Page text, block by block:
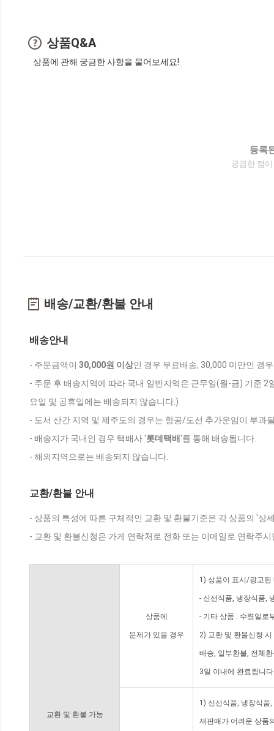
상품Q&A
상품에 관해 궁금한 사항을 물어보세요!
등록
궁금한 점
배송/교환/환불 안내
배송안내
- 주문금액이 30,000원 이상인 경우 무료배송, 30,000 미만인 경
- 주문 후 배송지역에 따라 국내 일반지역은 근무일(월-금) 기준
요일 및 공휴일에는 배송되지 않습니다.)
- 도서 산간 지역 및 제주도의 경우는 항공/도선 추가운임이 부과
- 배송지가 국내인 경우 택배사 '롯데택배'를 통해 배송됩니다.
- 해외지역으로는 배송되지 않습니다.
교환/환불 안내
- 상품의 특성에 따른 구체적인 교환 및 환불기준은 각 상품의 '상
- 교환 및 환불신청은 가게 연락처로 전화 또는 이메일로 연락주
교환 및 환불 가능
상품에
문제가 있을 경우
1) 상품이 표시/광고된
- 신선식품, 냉장식품,
- 기타 상품 : 수령일로
2) 교환 및 환불신청
배송, 일부환불, 전체
3일 이내에 완료됩니
1) 신선식품, 냉장식품
재판매가 어려운 상품